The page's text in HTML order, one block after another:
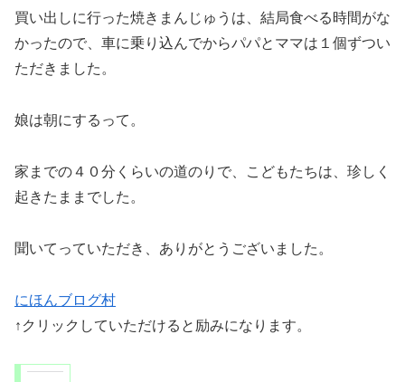
買い出しに行った焼きまんじゅうは、結局食べる時間がな
かったので、車に乗り込んでからパパとママは１個ずつい
ただきました。
娘は朝にするって。
家までの４０分くらいの道のりで、こどもたちは、珍しく
起きたままでした。
聞いてっていただき、ありがとうございました。
にほんブログ村
↑クリックしていただけると励みになります。